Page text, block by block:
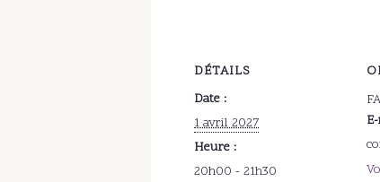
DÉTAILS
Date :
1 avril 2027
Heure :
20h00 - 21h30